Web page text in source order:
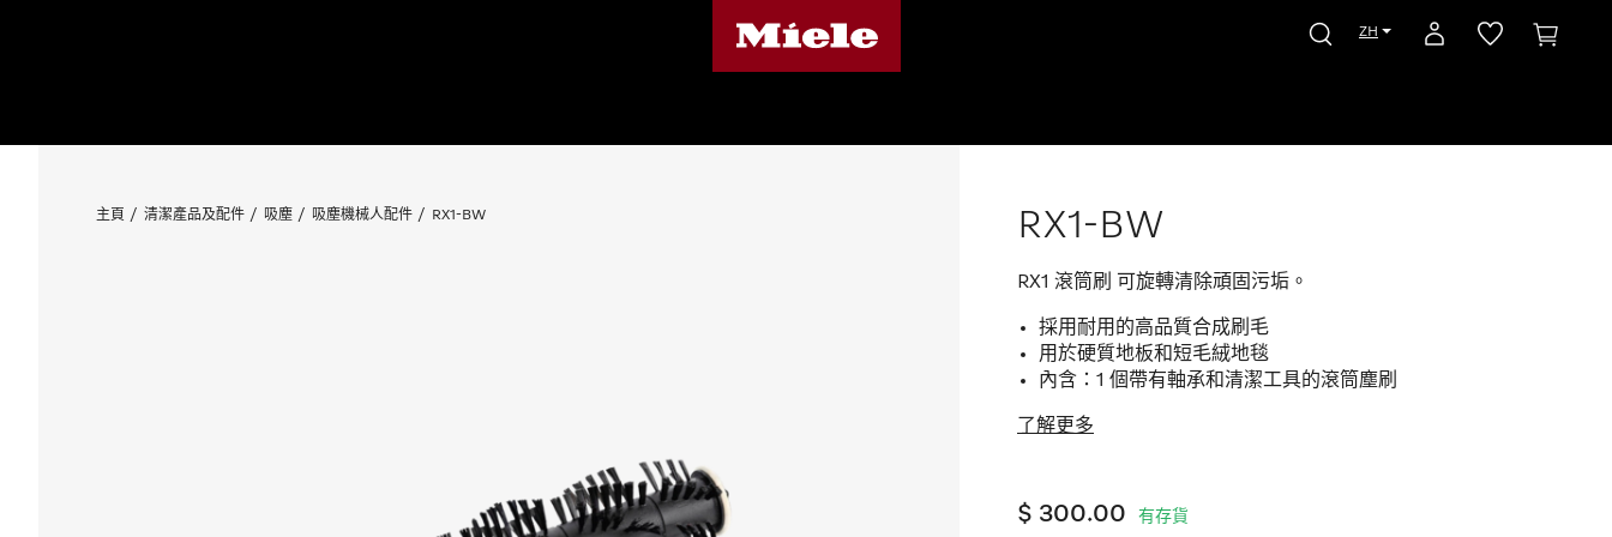
ZH
主頁 清潔產品及配件 吸塵 吸塵機械人配件 RX1-BW RX1-BW
RX1 滾筒刷 可旋轉清除頑固污垢。
採用耐用的高品質合成刷毛
用於硬質地板和短毛絨地毯
內含：1 個帶有軸承和清潔工具的滾筒塵刷
了解更多
$ 300.00 有存貨